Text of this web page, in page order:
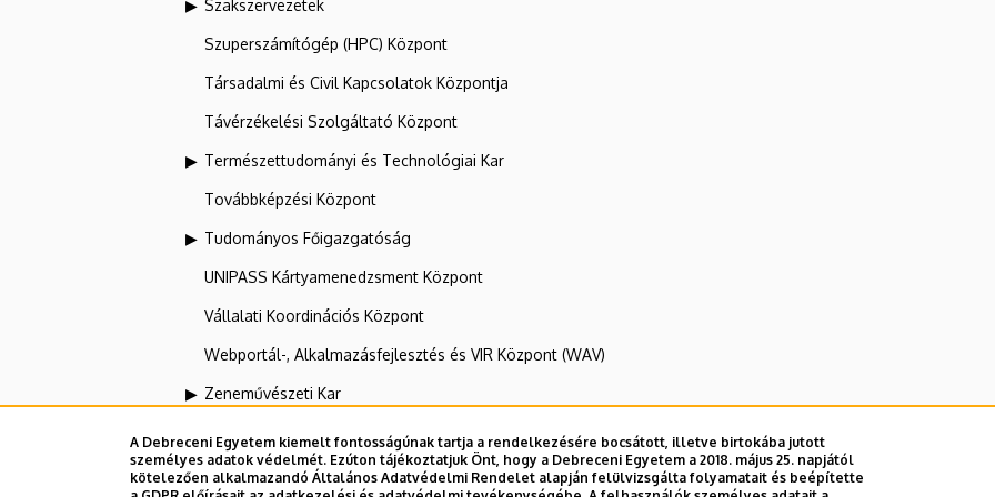
Szakszervezetek
Szuperszámítógép (HPC) Központ
Társadalmi és Civil Kapcsolatok Központja
Távérzékelési Szolgáltató Központ
Természettudományi és Technológiai Kar
Továbbképzési Központ
Tudományos Főigazgatóság
UNIPASS Kártyamenedzsment Központ
Vállalati Koordinációs Központ
Webportál-, Alkalmazásfejlesztés és VIR Központ (WAV)
Zeneművészeti Kar
Dolgozói adatmódosítás igénylése a DE telefonkönyvében|Külső személyek rögzítése a DE
A Debreceni Egyetem kiemelt fontosságúnak tartja a rendelkezésére bocsátott, illetve birtokába jutott
személyes adatok védelmét. Ezúton tájékoztatjuk Önt, hogy a Debreceni Egyetem a 2018. május 25. napjától
kötelezően alkalmazandó Általános Adatvédelmi Rendelet alapján felülvizsgálta folyamatait és beépítette